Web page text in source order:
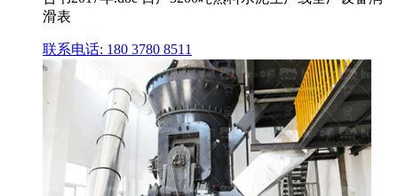
滑表
联系电话: 180 3780 8511